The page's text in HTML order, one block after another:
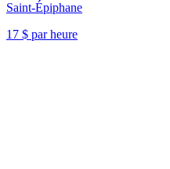
Saint-Épiphane
17 $ par heure